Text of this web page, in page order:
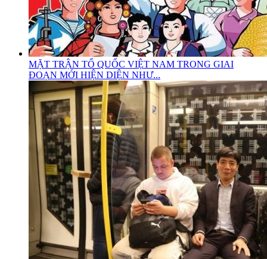
MẶT TRẬN TỔ QUỐC VIỆT NAM TRONG GIAI
ĐOẠN MỚI HIỆN DIỆN NHƯ...